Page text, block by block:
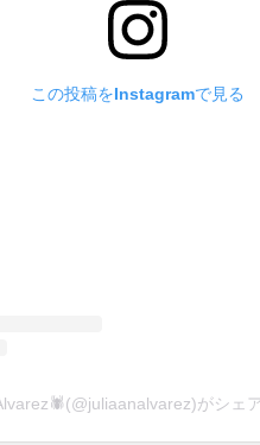
この投稿をInstagramで見る
がシェ